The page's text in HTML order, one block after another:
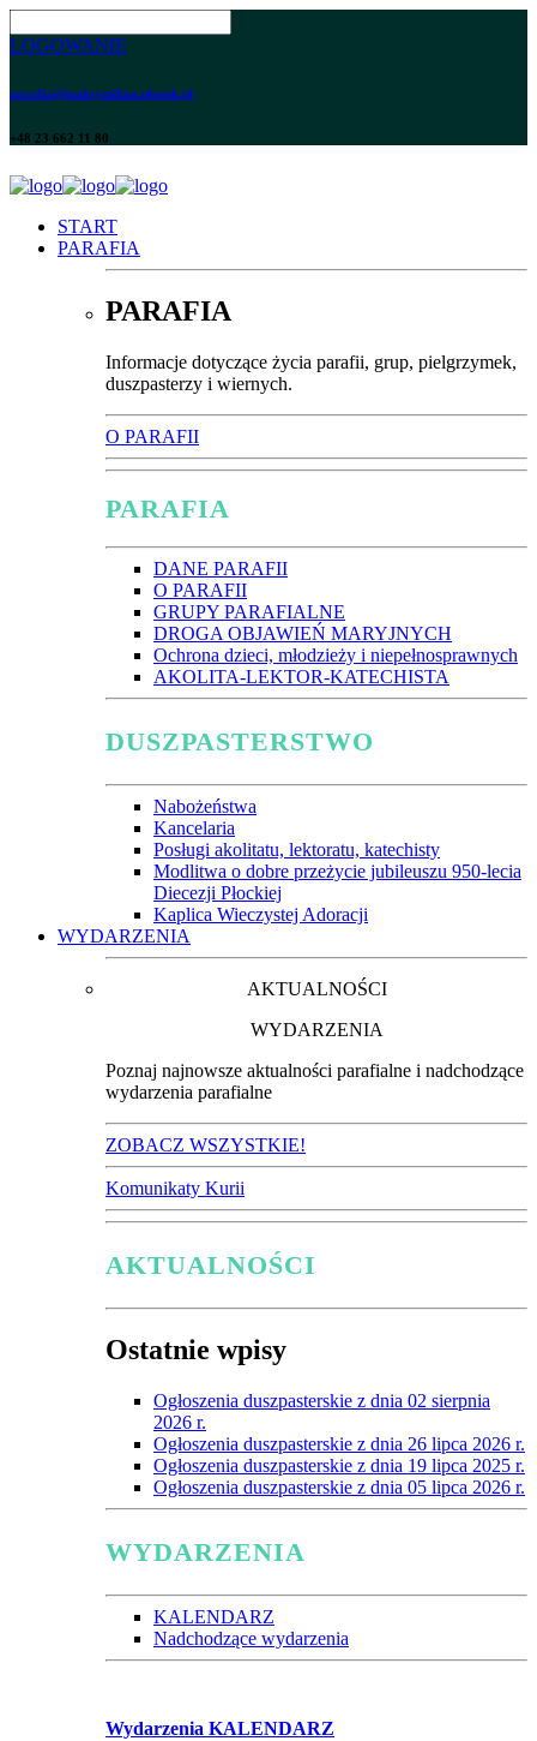
LOGOWANIE
parafia@maksymilian.plonsk.pl
+48 23 662 11 80
START
PARAFIA
PARAFIA
Informacje dotyczące życia parafii, grup, pielgrzymek,
duszpasterzy i wiernych.
O PARAFII
PARAFIA
DANE PARAFII
O PARAFII
GRUPY PARAFIALNE
DROGA OBJAWIEŃ MARYJNYCH
Ochrona dzieci, młodzieży i niepełnosprawnych
AKOLITA-LEKTOR-KATECHISTA
DUSZPASTERSTWO
Nabożeństwa
Kancelaria
Posługi akolitatu, lektoratu, katechisty
Modlitwa o dobre przeżycie jubileuszu 950-lecia
Diecezji Płockiej
Kaplica Wieczystej Adoracji
WYDARZENIA
AKTUALNOŚCI
WYDARZENIA
Poznaj najnowsze aktualności parafialne i nadchodzące
wydarzenia parafialne
ZOBACZ WSZYSTKIE!
Komunikaty Kurii
AKTUALNOŚCI
Ostatnie wpisy
Ogłoszenia duszpasterskie z dnia 02 sierpnia
2026 r.
Ogłoszenia duszpasterskie z dnia 26 lipca 2026 r.
Ogłoszenia duszpasterskie z dnia 19 lipca 2025 r.
Ogłoszenia duszpasterskie z dnia 05 lipca 2026 r.
WYDARZENIA
KALENDARZ
Nadchodzące wydarzenia
Wydarzenia KALENDARZ